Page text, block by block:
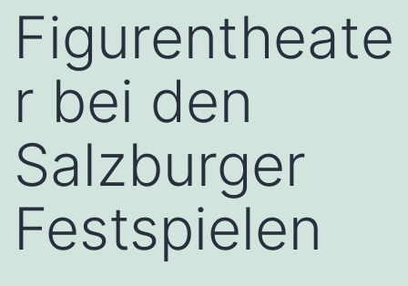
Figurentheate
r bei den
Salzburger
Festspielen